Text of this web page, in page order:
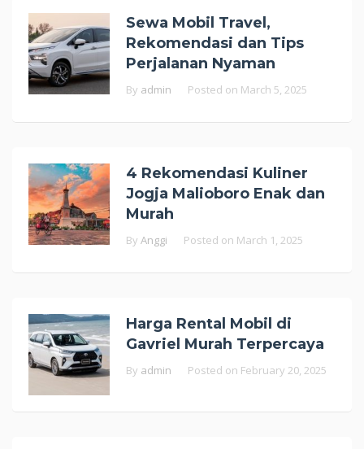
Sewa Mobil Travel,
Rekomendasi dan Tips
Perjalanan Nyaman
By admin Posted on March 5, 2025
4 Rekomendasi Kuliner
Jogja Malioboro Enak dan
Murah
By Anggi Posted on March 1, 2025
Harga Rental Mobil di
Gavriel Murah Terpercaya
By admin Posted on February 20, 2025